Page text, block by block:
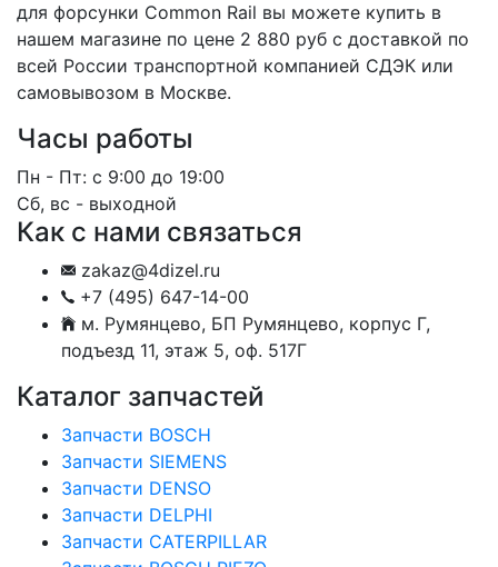
для форсунки Common Rail вы можете купить в
нашем магазине по цене 2 880 руб с доставкой по
всей России транспортной компанией СДЭК или
самовывозом в Москве.
Часы работы
Пн - Пт: с 9:00 до 19:00
Сб, вс - выходной
Как с нами связаться
zakaz@4dizel.ru
+7 (495) 647-14-00
м. Румянцево, БП Румянцево, корпус Г,
подъезд 11, этаж 5, оф. 517Г
Каталог запчастей
Запчасти BOSCH
Запчасти SIEMENS
Запчасти DENSO
Запчасти DELPHI
Запчасти CATERPILLAR